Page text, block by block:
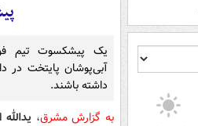
یک پیشکسوت تیم
آبی‌پوشان پایتخت در
داشته باشند.
به گزارش مشرق،